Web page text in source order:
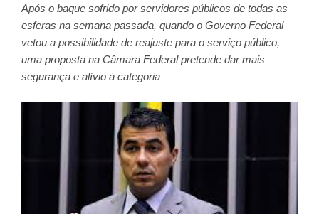
Após o baque sofrido por servidores públicos de todas as
esferas na semana passada, quando o Governo Federal
vetou a possibilidade de reajuste para o serviço público,
uma proposta na Câmara Federal pretende dar mais
segurança e alívio à categoria